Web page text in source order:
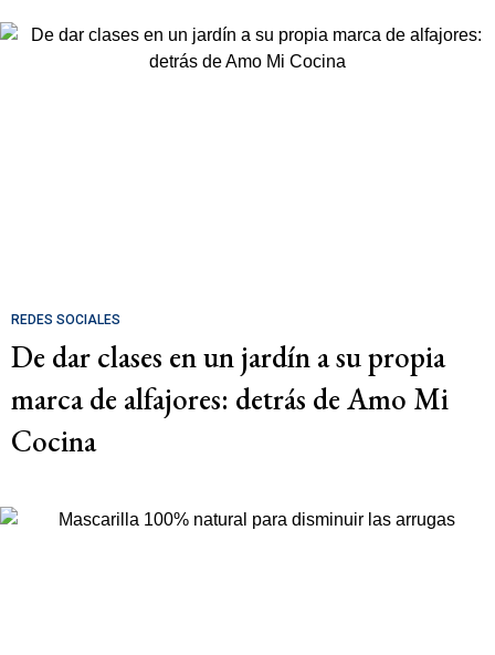
REDES SOCIALES
De dar clases en un jardín a su propia
marca de alfajores: detrás de Amo Mi
Cocina